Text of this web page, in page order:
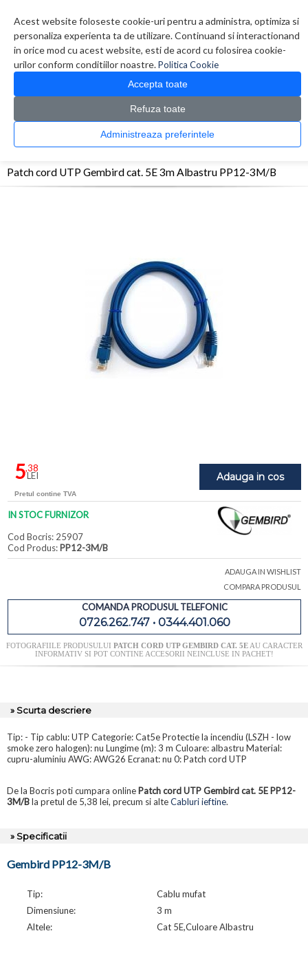
Acest website foloseste cookie-uri pentru a administra, optimiza si
personaliza experienta ta de utilizare. Continuand si interactionand
in orice mod cu acest website, esti de acord cu folosirea cookie-
urilor conform conditiilor noastre.Politica Cookie
Accepta toate
Refuza toate
Administreaza preferintele
0 produs(e)
CATALOG PRODUSE
> Cabluri > Patch cord UTP Gembird cat. 5E 3m Albastru
Patch cord UTP Gembird cat. 5E 3m Albastru PP12-3M/B
Adauga in cos
5,38
LEI
Pretul contine TVA
IN STOC FURNIZOR
Cod Bocris: 25907
Cod Produs: PP12-3M/B
ADAUGA IN WISHLIST
COMPARA PRODUSUL
COMANDA PRODUSUL TELEFONIC
0726.262.747 • 0344.401.060
FOTOGRAFIILE PRODUSULUI PATCH CORD UTP GEMBIRD CAT. 5EAU CARACTER
INFORMATIV SI POT CONTINE ACCESORII NEINCLUSE IN PACHET!
» Scurta descriere
Tip: - Tip cablu: UTP Categorie: Cat5e Protectie la incendiu (LSZH - low
smoke zero halogen): nu Lungime (m): 3 m Culoare: albastru Material:
cupru-aluminiu AWG: AWG26 Ecranat: nu 0: Patch cord UTP
De la Bocris poti cumpara online Patch cord UTP Gembird cat. 5E PP12-
3M/Bla pretul de 5,38 lei, precum si alteCabluri ieftine.
» Specificatii
Gembird PP12-3M/B
Tip:
Cablu mufat
Dimensiune:
3 m
Altele:
Cat 5E,Culoare Albastru